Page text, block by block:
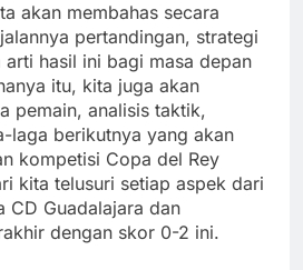
akan membahas secara
pertandingan, strategi
hasil ini bagi masa depan
itu, kita juga akan
pemain, analisis taktik,
laga berikutnya yang akan
kompetisi Copa del Rey
kita telusuri setiap aspek dari
CD Guadalajara dan
dengan skor 0-2 ini.